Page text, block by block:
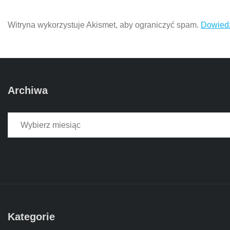
Witryna wykorzystuje Akismet, aby ograniczyć spam.
Archiwa
Kategorie